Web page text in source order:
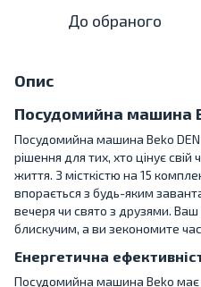
До обраного
Опис
Посудомийна машина
Посудомийна машина Beko
рішення для тих, хто цінує
життя. З місткістю на 15
впорається з будь-яким
вечеря чи свято з друзями.
блискучим, а ви зекономите
Енергетична
Посудомийна машина Beko має